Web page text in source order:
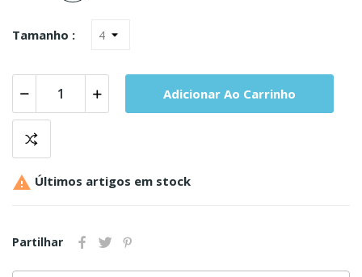
Tamanho :
Adicionar Ao Carrinho
 Últimos artigos em stock
Partilhar